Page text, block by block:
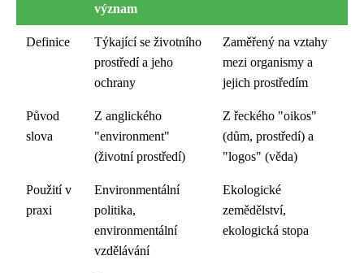
význam
Definice
Týkající se životního
prostředí a jeho
ochrany
Zaměřený na vztahy
mezi organismy a
jejich prostředím
Původ
slova
Z anglického
"environment"
(životní prostředí)
Z řeckého "oikos"
(dům, prostředí) a
"logos" (věda)
Použití v
praxi
Environmentální
politika,
environmentální
vzdělávání
Ekologické
zemědělství,
ekologická stopa